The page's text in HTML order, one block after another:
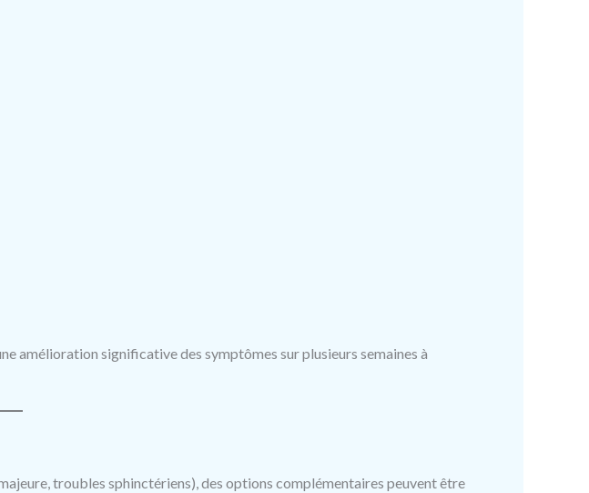
amélioration significative des symptômes sur plusieurs semaines à
troubles sphinctériens), des options complémentaires peuvent être